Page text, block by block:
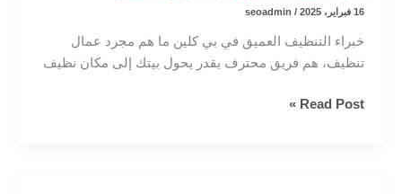
16 فبراير، 2025 /
seoadmin
خبراء التنظيف العميق في بي كلين ما هم مجرد عمال
تنظيف، هم فريق محترف يقدر يحول بيتك إلى مكان نظيف
خبراء
Read Post »